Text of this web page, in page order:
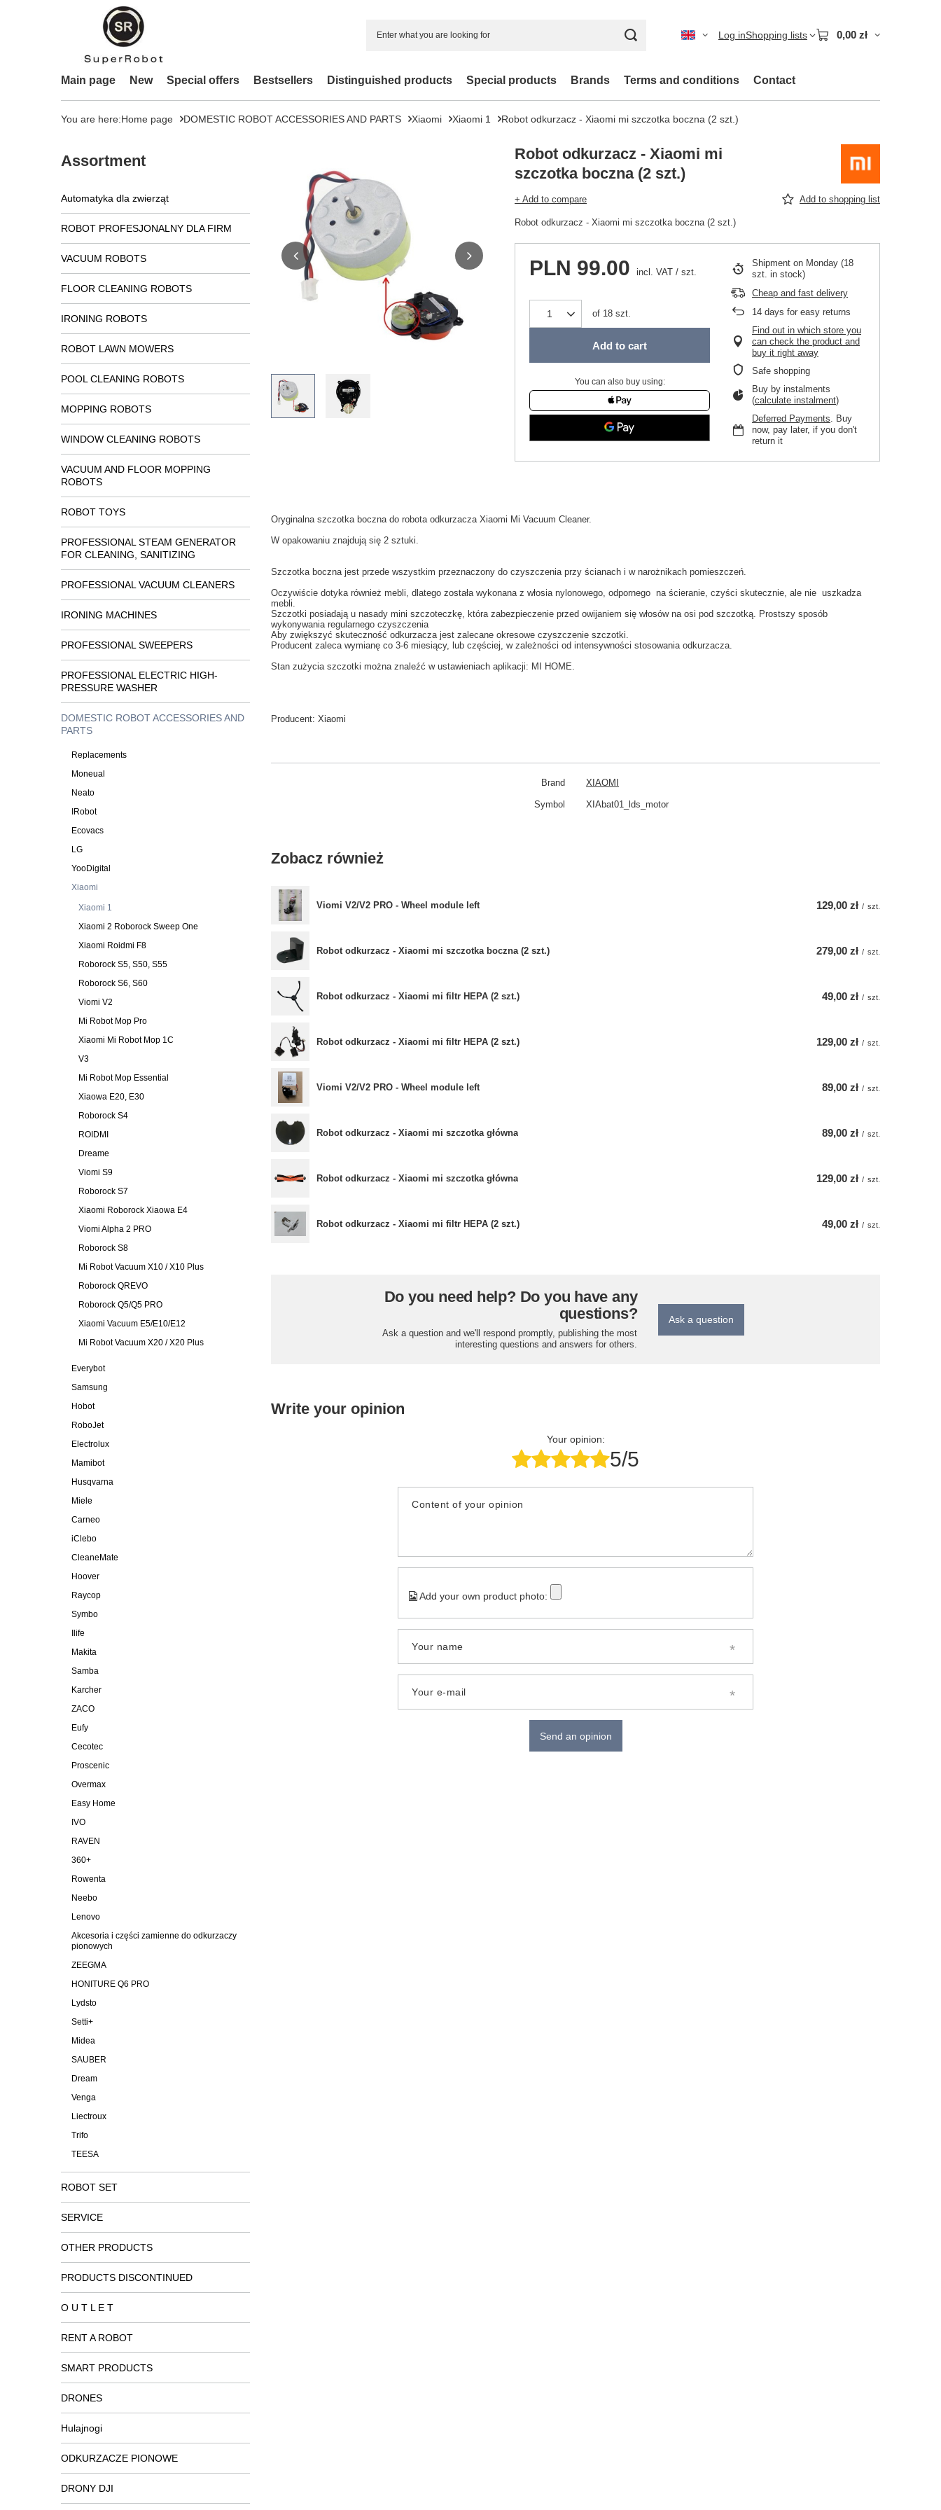
Log inShopping lists 0,00 zł
Main page New Special offers Bestsellers Distinguished products Special products Brands Terms and conditions Contact
You are here:Home page DOMESTIC ROBOT ACCESSORIES AND PARTS Xiaomi Xiaomi 1 Robot odkurzacz - Xiaomi mi szczotka boczna (2 szt.)
Assortment
Automatyka dla zwierząt
ROBOT PROFESJONALNY DLA FIRM
VACUUM ROBOTS
FLOOR CLEANING ROBOTS
IRONING ROBOTS
ROBOT LAWN MOWERS
POOL CLEANING ROBOTS
MOPPING ROBOTS
WINDOW CLEANING ROBOTS
VACUUM AND FLOOR MOPPING
ROBOTS
ROBOT TOYS
PROFESSIONAL STEAM GENERATOR
FOR CLEANING, SANITIZING
PROFESSIONAL VACUUM CLEANERS
IRONING MACHINES
PROFESSIONAL SWEEPERS
PROFESSIONAL ELECTRIC HIGH-
PRESSURE WASHER
DOMESTIC ROBOT ACCESSORIES AND
PARTS
Replacements
Moneual
Neato
IRobot
Ecovacs
LG
YooDigital
Xiaomi
Xiaomi 1
Xiaomi 2 Roborock Sweep One
Xiaomi Roidmi F8
Roborock S5, S50, S55
Roborock S6, S60
Viomi V2
Mi Robot Mop Pro
Xiaomi Mi Robot Mop 1C
V3
Mi Robot Mop Essential
Xiaowa E20, E30
Roborock S4
ROIDMI
Dreame
Viomi S9
Roborock S7
Xiaomi Roborock Xiaowa E4
Viomi Alpha 2 PRO
Roborock S8
Mi Robot Vacuum X10 / X10 Plus
Roborock QREVO
Roborock Q5/Q5 PRO
Xiaomi Vacuum E5/E10/E12
Mi Robot Vacuum X20 / X20 Plus
Everybot
Samsung
Hobot
RoboJet
Electrolux
Mamibot
Husqvarna
Miele
Carneo
iClebo
CleaneMate
Hoover
Raycop
Symbo
Ilife
Makita
Samba
Karcher
ZACO
Eufy
Cecotec
Proscenic
Overmax
Easy Home
IVO
RAVEN
360+
Rowenta
Neebo
Lenovo
Akcesoria i części zamienne do odkurzaczy
pionowych
ZEEGMA
HONITURE Q6 PRO
Lydsto
Setti+
Midea
SAUBER
Dream
Venga
Liectroux
Trifo
TEESA
ROBOT SET
SERVICE
OTHER PRODUCTS
PRODUCTS DISCONTINUED
O U T L E T
RENT A ROBOT
SMART PRODUCTS
DRONES
Hulajnogi
ODKURZACZE PIONOWE
DRONY DJI
Robot odkurzacz - Xiaomi mi
szczotka boczna (2 szt.)
+ Add to compare Add to shopping list
Robot odkurzacz - Xiaomi mi szczotka boczna (2 szt.)
PLN 99.00 incl. VAT / szt.
of 18 szt.
Add to cart
You can also buy using:
Shipment on Monday (18
szt. in stock)
Cheap and fast delivery
14 days for easy returns
Find out in which store you
can check the product and
buy it right away
Safe shopping
Buy by instalments
(calculate instalment)
Deferred Payments. Buy
now, pay later, if you don't
return it
Oryginalna szczotka boczna do robota odkurzacza Xiaomi Mi Vacuum Cleaner.
W opakowaniu znajdują się 2 sztuki.
Szczotka boczna jest przede wszystkim przeznaczony do czyszczenia przy ścianach i w narożnikach pomieszczeń.
Oczywiście dotyka również mebli, dlatego została wykonana z włosia nylonowego, odpornego na ścieranie, czyści skutecznie, ale nie uszkadza
mebli.
Szczotki posiadają u nasady mini szczoteczkę, którazabezpieczenie przed owijaniem się włosów na osi pod szczotką. Prostszy sposób
wykonywania regularnego czyszczenia
Aby zwiększyć skuteczność odkurzacza jest zalecane okresowe czyszczenie szczotki.
Producent zaleca wymianę co 3-6 miesiący, lub częściej, w zależności od intensywności stosowania odkurzacza.
Stan zużycia szczotki można znaleźć w ustawieniach aplikacji: MI HOME.
Producent: Xiaomi
Brand XIAOMI
Symbol XIAbat01_lds_motor
Zobacz również
Viomi V2/V2 PRO - Wheel module left 129,00 zł / szt.
Robot odkurzacz - Xiaomi mi szczotka boczna (2 szt.) 279,00 zł / szt.
Robot odkurzacz - Xiaomi mi filtr HEPA (2 szt.) 49,00 zł / szt.
Robot odkurzacz - Xiaomi mi filtr HEPA (2 szt.) 129,00 zł / szt.
Viomi V2/V2 PRO - Wheel module left 89,00 zł / szt.
Robot odkurzacz - Xiaomi mi szczotka główna 89,00 zł / szt.
Robot odkurzacz - Xiaomi mi szczotka główna 129,00 zł / szt.
Robot odkurzacz - Xiaomi mi filtr HEPA (2 szt.) 49,00 zł / szt.
Do you need help? Do you have any
questions?
Ask a question and we'll respond promptly, publishing the most
interesting questions and answers for others.
Ask a question
Write your opinion
Your opinion:
5/5
Content of your opinion
Add your own product photo:
Your name
Your e-mail
Send an opinion